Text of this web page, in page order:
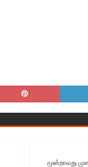
மூன்றாவது